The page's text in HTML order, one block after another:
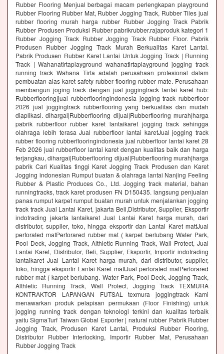
Rubber Flooring Menjual berbagai macam perlengkapan playground
Rubber Flooring Rubber Mat, Rubber Jogging Track, Rubber Tiles jual
rubber flooring murah harga rubber Rubber Jogging Track Pabrik
Rubber Produsen Produksi Rubber pabrikrubber.rajaproduk kategori 1
Rubber Jogging Track Rubber Jogging Track Rubber Floor. Pabrik
Produsen Rubber Jogging Track Murah Berkualitas Karet Lantai.
Pabrik Produsen Rubber Karet Lantai Untuk Jogging Track | Running
Track | Wahanatirtaplayground wahanatirtaplayground jogging track
running track Wahana Tirta adalah perusahaan profesional dalam
pembuatan alas karet safety rubber flooring rubber mate. Perusahaan
membangun joging track dengan jual joggingtrack lantai karet hub:
Rubberflooring|jual rubberflooringindonesia jogging track rubberfloor
2026 jual joggingtrack rubberflooring yang berkualitas dan mudah
diaplikasi. dihargai|Rubberflooring dijual|Rubberflooring murah|harga
pabrik rubberfloor rubber karet lantaikaret jogging track sehingga
olahraga lebih terasa Jual rubberfloor lantai karetJual jogging track
rubber flooring rubberflooringindonesia jual rubberfloor lantai karet 28
Feb 2026 jual rubberfloor lantai karet dengan kualitas baik dan harga
terjangkau, dihargai|Rubberflooring dijual|Rubberflooring murah|harga
pabrik Cari Kualitas tinggi Karet Jogging Track Produsen dan Karet
Jogging indonesian Rumput buatan & olahraga lantai Nanjing Feeling
Rubber & Plastic Produces Co., Ltd. Jogging track material, bahan
runningtracks, track karet produsen FN D150435. langsung penjualan
panas rumput karpet rumput buatan murah untuk menjalankan jogging
track track Jual Lantai Karet, jakarta Beli,Distributor, Supplier, Eksportir
indotrading jakarta lantaikaret Jual Lantai Karet harga murah, dari
distributor, supplier, toko, hingga eksportir dan Lantai Karet mattJual
perforated matPerforared rubber mat ( karpet berlubang Water Park,
Pool Deck, Jogging Track, Althletic Running Track, Wall Protect, Jual
Lantai Karet, Distributor, Beli, Supplier, Eksportir, Importir indotrading
lantaikaret Jual Lantai Karet harga murah, dari distributor, supplier,
toko, hingga eksportir Lantai Karet mattJual perforated matPerforared
rubber mat ( karpet berlubang. Water Park, Pool Deck, Jogging Track,
Althletic Running Track, Wall Protect, Jogging Track TEXMURA
KONTRAKTOR LAPANGAN FUTSAL texmura joggingtrack Kami
menawarkan produk pelapisan permukaan (Floor Finishing) untuk
jogging running track dengan teknologi terkini dan kualitas terbaik
yaitu SigmaTurf Taiwan Global Exporter | natural rubber Pabrik Rubber
Jogging Track, Produsen Karet Lantai, Produksi Rubber Flooring,
Distributor Rubber Interlocking, Importir Rubber Mat, Perusahaan
Rubber Jogging Track